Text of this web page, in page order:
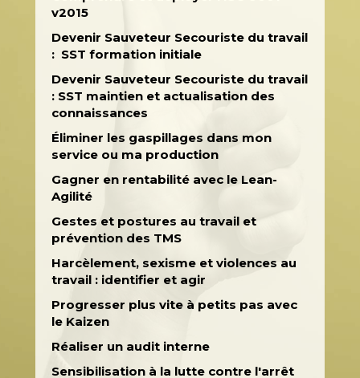
v2015
Devenir Sauveteur Secouriste du travail
: SST formation initiale
Devenir Sauveteur Secouriste du travail
: SST maintien et actualisation des
connaissances
Éliminer les gaspillages dans mon
service ou ma production
Gagner en rentabilité avec le Lean-
Agilité
Gestes et postures au travail et
prévention des TMS
Harcèlement, sexisme et violences au
travail : identifier et agir
Progresser plus vite à petits pas avec
le Kaizen
Réaliser un audit interne
Sensibilisation à la lutte contre l'arrêt